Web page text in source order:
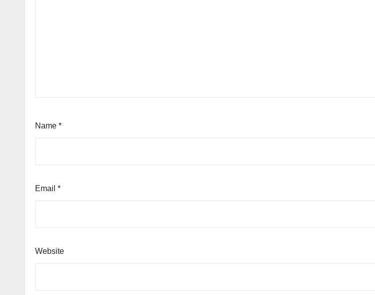
Name *
Email *
Website